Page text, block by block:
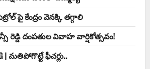
పై కేంద్రం వెనక్కి తగ్గాలి
రెడ్డి దంపతుల వివాహ వార్షికోత్సవం!
| మతిపోగొట్టే ఫీచర్లు..